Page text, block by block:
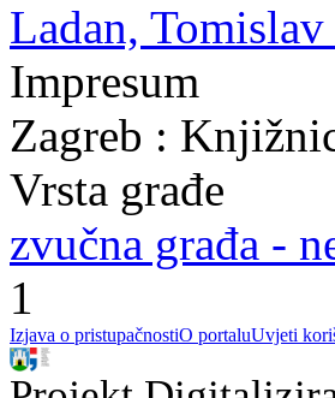
Ladan,
Impresum
Zagreb :
Vrsta građe
zvučna građa -
1
Izjava o pristupačnostiO portaluUvjeti